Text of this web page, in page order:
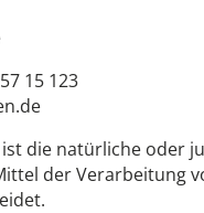
15 123
die natürliche oder
der Verarbeitung